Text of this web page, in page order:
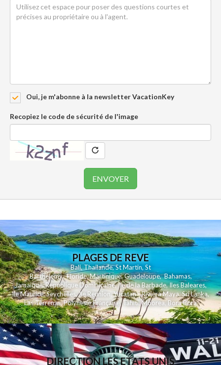
Oui, je m'abonne à la newsletter VacationKey
Recopiez le code de sécurité de l'image
PLAGES DE REVE
Bali,Thailande,St Martin,St
Barthelemy,Floride,Martinique,Guadeloupe,Bahamas,
Jamaique,Republique Dominicaine,Ile de la Barbade,Iles Baleares,
Ile Maurice,Seychelles,Ile Reunion,Yucatan - Riviera Maya,Sri Lanka,
Las Terrenas,Polynesie Française,Tahiti,Moorea, Bora Bora
DIRECTION LES ETATS UNIS